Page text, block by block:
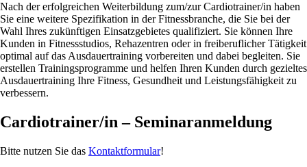
Nach der erfolgreichen Weiterbildung zum/zur Cardiotrainer/in haben
Sie eine weitere Spezifikation in der Fitnessbranche, die Sie bei der
Wahl Ihres zukünftigen Einsatzgebietes qualifiziert. Sie können Ihre
Kunden in Fitnessstudios, Rehazentren oder in freiberuflicher Tätigkeit
optimal auf das Ausdauertraining vorbereiten und dabei begleiten. Sie
erstellen Trainingsprogramme und helfen Ihren Kunden durch gezieltes
Ausdauertraining Ihre Fitness, Gesundheit und Leistungsfähigkeit zu
verbessern.
Cardiotrainer/in – Seminaranmeldung
Bitte nutzen Sie das Kontaktformular!